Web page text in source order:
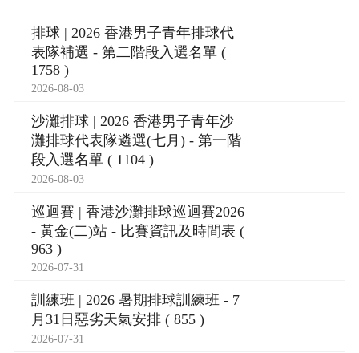
排球 | 2026 香港男子青年排球代
表隊補選 - 第二階段入選名單 (
1758 )
2026-08-03
沙灘排球 | 2026 香港男子青年沙
灘排球代表隊遴選(七月) - 第一階
段入選名單 ( 1104 )
2026-08-03
巡迴賽 | 香港沙灘排球巡迴賽2026
- 黃金(二)站 - 比賽資訊及時間表 (
963 )
2026-07-31
訓練班 | 2026 暑期排球訓練班 - 7
月31日惡劣天氣安排 ( 855 )
2026-07-31